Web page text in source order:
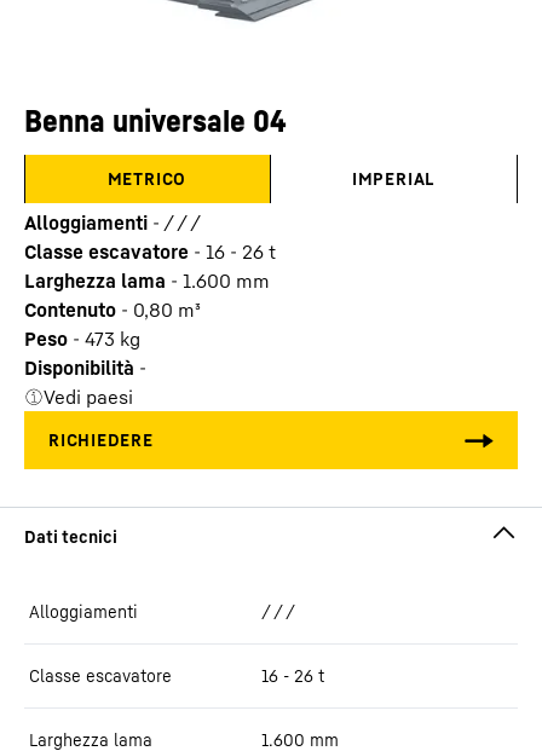
Benna universale 04
METRICO IMPERIAL
Alloggiamenti - / / /
Classe escavatore - 16 - 26 t
Larghezza lama - 1.600 mm
Contenuto - 0,80 m³
Peso - 473 kg
Disponibilità -
Vedi paesi
Alloggiamenti / / /
Classe escavatore 16 - 26 t
Larghezza lama 1.600 mm